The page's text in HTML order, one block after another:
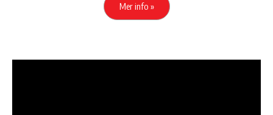
Mer info »